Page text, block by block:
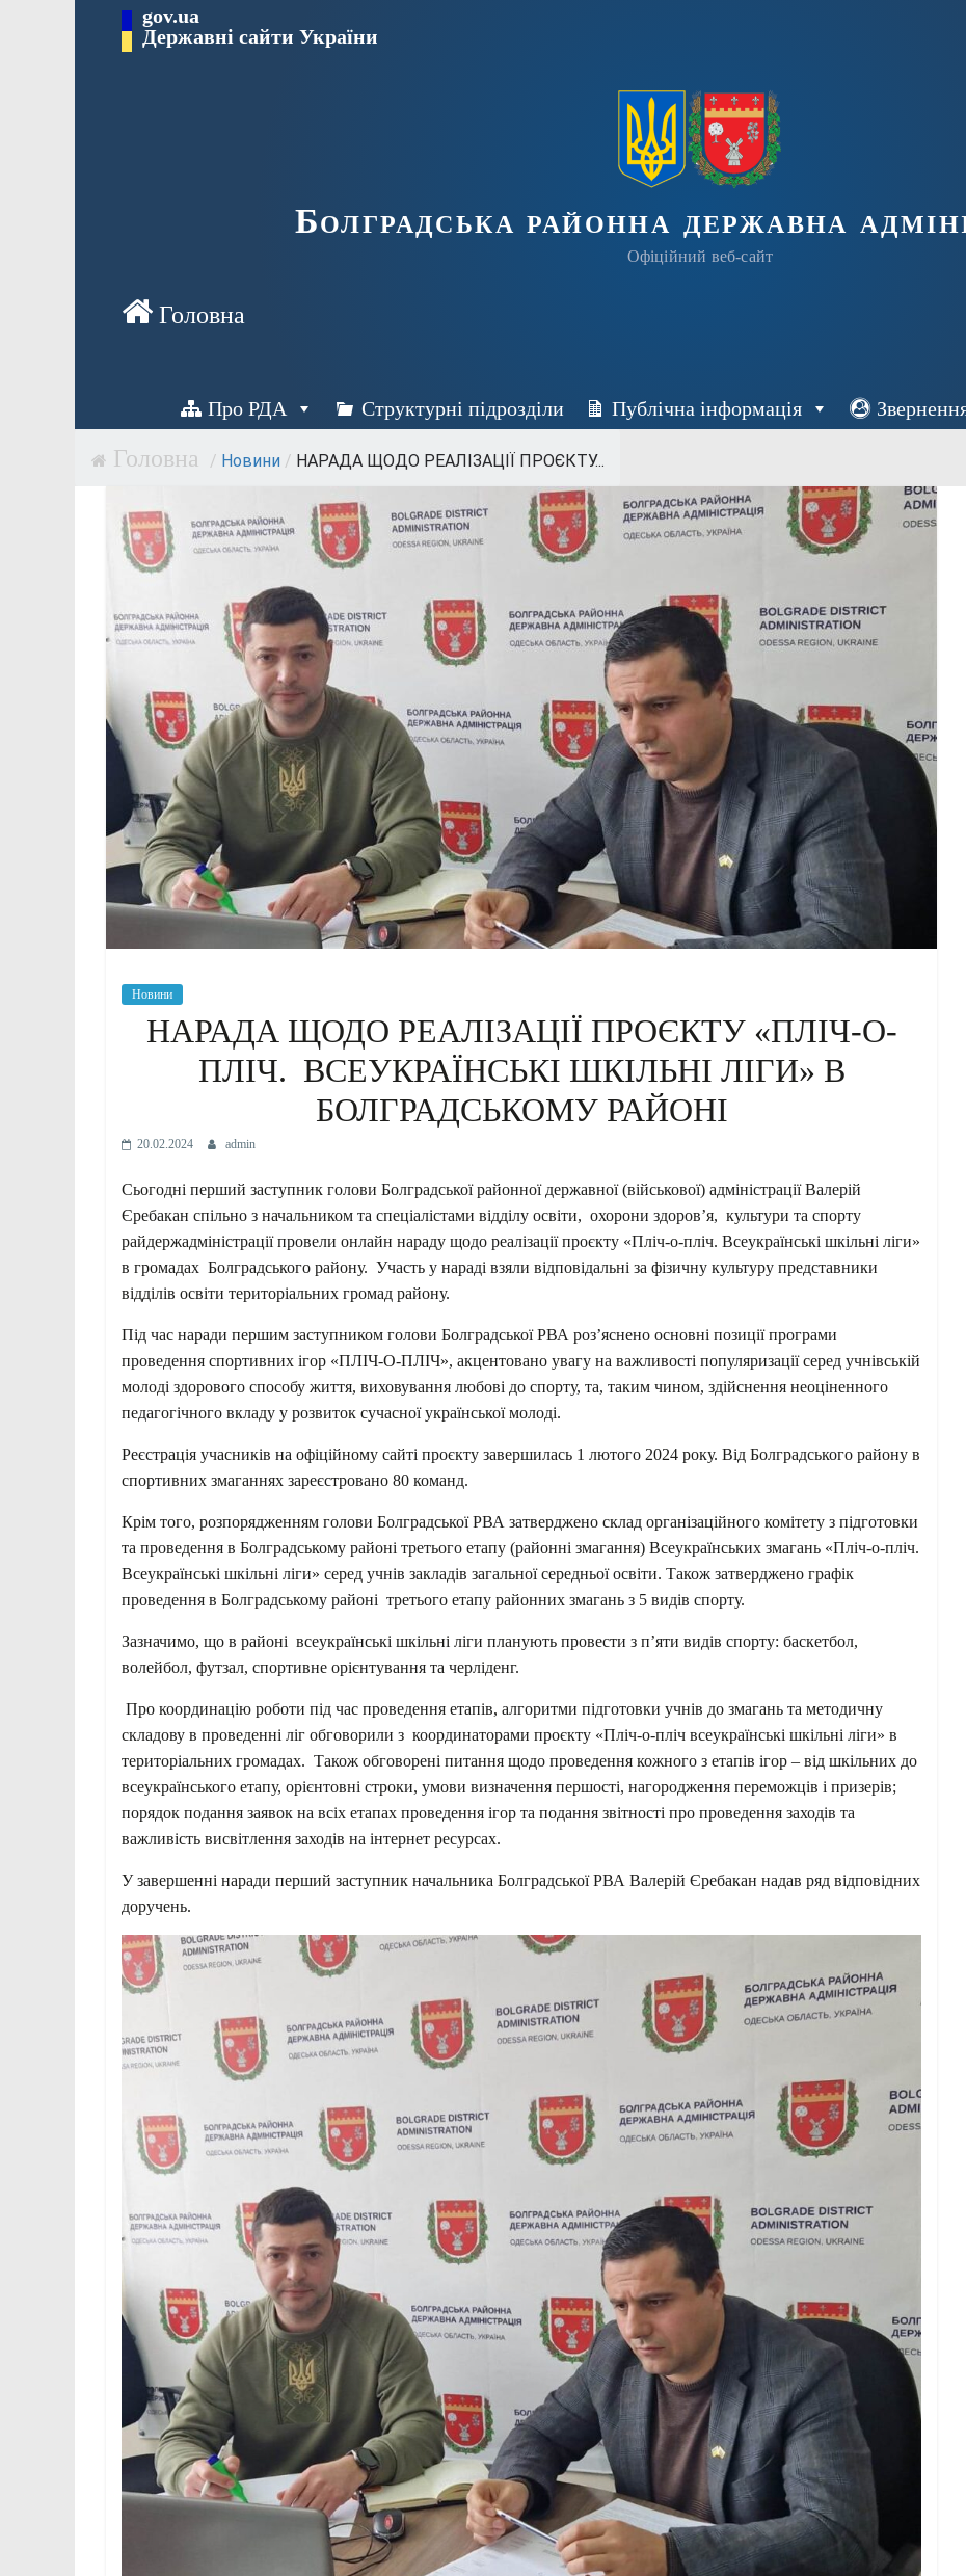
Перейти gov.ua
Державні сайти України
Болградська районна державна
Офіційний веб-сайт
Про РДА Структурні підрозділи Публічна інформація
/ Новини / НАРАДА ЩОДО РЕАЛІЗАЦІЇ ПРОЄКТУ...
Новини
НАРАДА ЩОДО РЕАЛІЗАЦІЇ ПРОЄКТУ «ПЛІЧ-О-
ПЛІЧ. ВСЕУКРАЇНСЬКІ ШКІЛЬНІ ЛІГИ» В
БОЛГРАДСЬКОМУ РАЙОНІ
20.02.2024 admin
Сьогодні перший заступник голови Болградської районної державної (військової) адміністрації Валерій
Єребакан спільно з начальником та спеціалістами відділу освіти, охорони здоров’я, культури та спорту
райдержадміністрації провели онлайн нараду щодо реалізації проєкту «Пліч-о-пліч. Всеукраїнські шкільні ліги»
в громадах Болградського району. Участь у нараді взяли відповідальні за фізичну культуру представники
відділів освіти територіальних громад району.
Під час наради першим заступником голови Болградської РВА роз’яснено основні позиції програми
проведення спортивних ігор «ПЛІЧ-О-ПЛІЧ», акцентовано увагу на важливості популяризації серед учнівській
молоді здорового способу життя, виховування любові до спорту, та, таким чином, здійснення неоціненного
педагогічного вкладу у розвиток сучасної української молоді.
Реєстрація учасників на офіційному сайті проєкту завершилась 1 лютого 2024 року. Від Болградського району в
спортивних змаганнях зареєстровано 80 команд.
Крім того, розпорядженням голови Болградської РВА затверджено склад організаційного комітету з підготовки
та проведення в Болградському районі третього етапу (районні змагання) Всеукраїнських змагань «Пліч-о-пліч.
Всеукраїнські шкільні ліги» серед учнів закладів загальної середньої освіти. Також затверджено графік
проведення в Болградському районі третього етапу районних змагань з 5 видів спорту.
Зазначимо, що в районі всеукраїнські шкільні ліги планують провести з п’яти видів спорту: баскетбол,
волейбол, футзал, спортивне орієнтування та черліденг.
Про координацію роботи під час проведення етапів, алгоритми підготовки учнів до змагань та методичну
складову в проведенні ліг обговорили з координаторами проєкту «Пліч-о-пліч всеукраїнські шкільні ліги» в
територіальних громадах. Також обговорені питання щодо проведення кожного з етапів ігор – від шкільних до
всеукраїнського етапу, орієнтовні строки, умови визначення першості, нагородження переможців і призерів;
порядок подання заявок на всіх етапах проведення ігор та подання звітності про проведення заходів та
важливість висвітлення заходів на інтернет ресурсах.
У завершенні наради перший заступник начальника Болградської РВА Валерій Єребакан надав ряд відповідних
доручень.